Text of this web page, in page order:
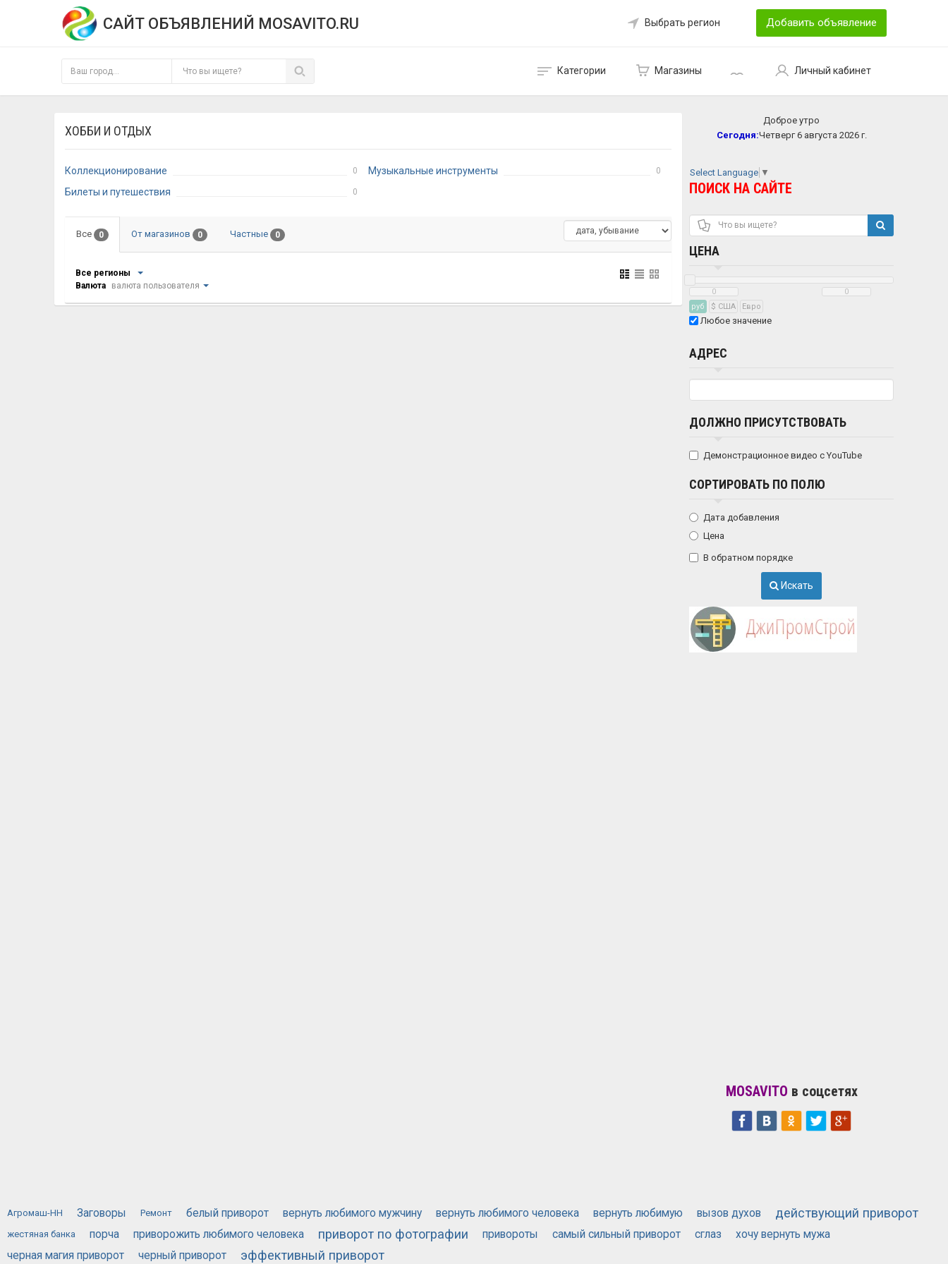
САЙТ ОБЪЯВЛЕНИЙ MOSAVITO.RU Выбрать регион Добавить объявление
Категории Магазины Личный кабинет
ХОББИ И ОТДЫХ
Коллекционирование 0 Музыкальные инструменты 0
Билеты и путешествия 0
Все 0 От магазинов 0 Частные 0
Все регионы
Валюта
валюта пользователя
Доброе утро
Сегодня:Четверг 6 августа 2026 г.
Select Language ▼
ПОИСК НА САЙТЕ
ЦЕНА
руб $ США Eвро
Любое значение
АДРЕС
ДОЛЖНО ПРИСУТСТВОВАТЬ
Демонстрационное видео с YouTube
СОРТИРОВАТЬ ПО ПОЛЮ
Дата добавления
Цена
В обратном порядке
Искать
MOSAVITO в соцсетях
Агромаш-НН Заговоры Ремонт белый приворот вернуть любимого мужчину вернуть любимого человека вернуть любимую вызов духов действующий приворот
жестяная банка порча приворожить любимого человека приворот по фотографии привороты самый сильный приворот сглаз
хочу вернуть мужа
черная магия приворот
черный приворот эффективный приворот